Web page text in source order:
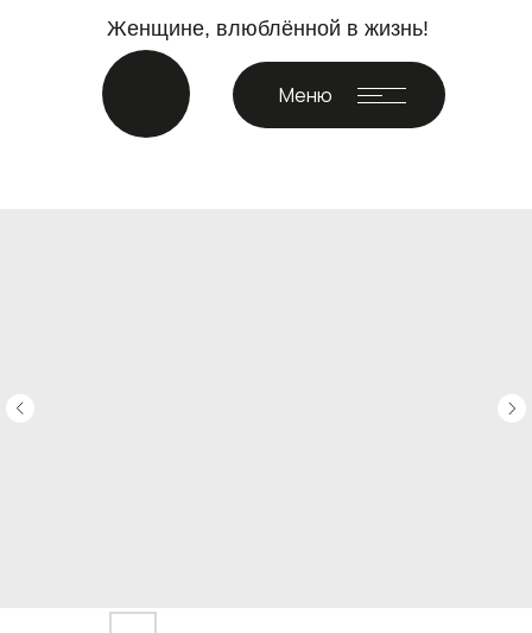
Меню
Женщине, влюблённой в жизнь!